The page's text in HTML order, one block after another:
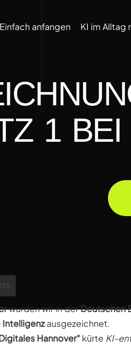
Einfach anfangen KI im Alltag
1 BEI
wurden wir in derDeutschen
Intelligenzausgezeichnet.
Hannover“ kürte KI-